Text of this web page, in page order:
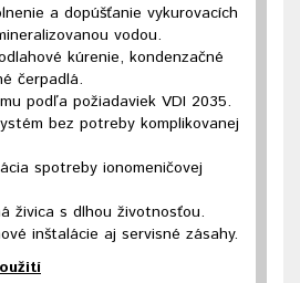
a dopúšťanie vykurovacích
vodou.
kúrenie, kondenzačné
čerpadlá.
podľa požiadaviek VDI 2035.
bez potreby komplikovanej
spotreby ionomeničovej
živica s dlhou životnosťou.
inštalácie aj servisné zásahy.